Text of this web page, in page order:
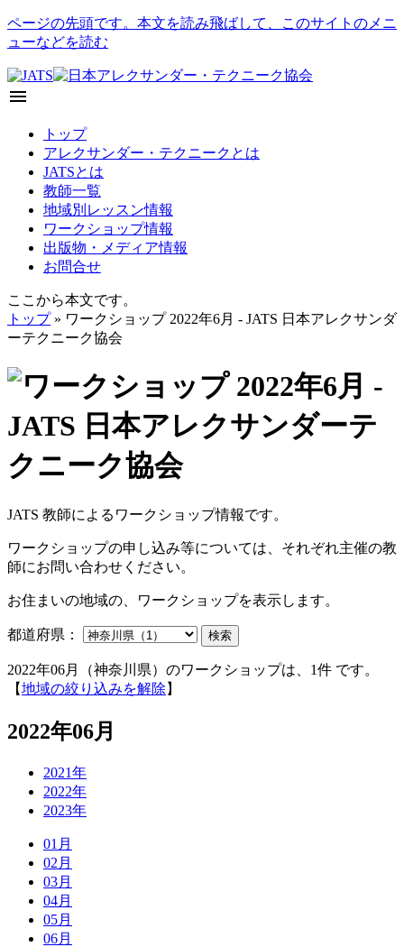
ページの先頭です。本文を読み飛ばして、このサイトのメニ
ューなどを読む
menu
トップ
アレクサンダー・テクニークとは
JATSとは
教師一覧
地域別レッスン情報
ワークショップ情報
出版物・メディア情報
お問合せ
ここから本文です。
トップ» ワークショップ 2022年6月 - JATS 日本アレクサンダ
ーテクニーク協会
JATS 教師によるワークショップ情報です。
ワークショップの申し込み等については、それぞれ主催の教
師にお問い合わせください。
お住まいの地域の、ワークショップを表示します。
都道府県： 検索
2022年06月（神奈川県）のワークショップは、1件 です。
【地域の絞り込みを解除 】
2022年06月
2021年
2022年
2023年
01月
02月
03月
04月
05月
06月